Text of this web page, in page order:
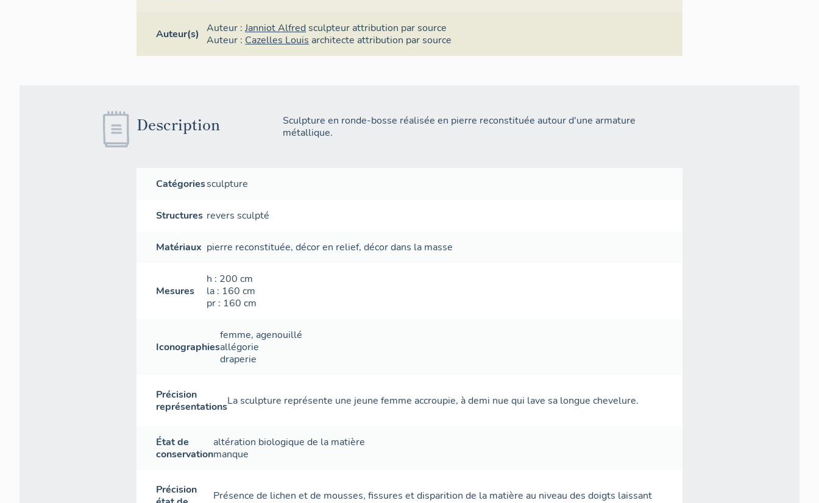
Auteur(s) Auteur :Janniot Alfred sculpteur attribution par source
Auteur : Cazelles Louis architecte attribution par source
Description
Sculpture en ronde-bosse réalisée en pierre reconstituée autour d'une armature
métallique.
Catégoriessculpture
Structures revers sculpté
Matériaux pierre reconstituée,décor en relief,décor dans la masse
Mesures
h : 200cm
la : 160cm
pr : 160cm
Iconographies
femme, agenouillé
allégorie
draperie
Précision
représentationsLa sculpture représente une jeune femme accroupie, à demi nue qui lave sa longue chevelure.
État de
conservation
altération biologique de la matière
manque
Précision
Présence de lichen et de mousses, fissures et disparition de la matière au niveau des doigts laissant